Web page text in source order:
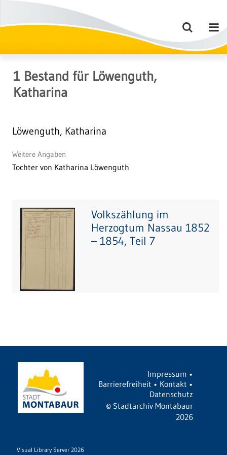
1 Bestand für Löwenguth,
Katharina
Löwenguth, Katharina
Weitere Angaben
Tochter von Katharina Löwenguth
Volkszählung im
Herzogtum Nassau 1852
– 1854, Teil 7
Impressum •
Barrierefreiheit • Kontakt •
Datenschutz
© Stadtarchiv Montabaur
2026
Visual Library Server 2026